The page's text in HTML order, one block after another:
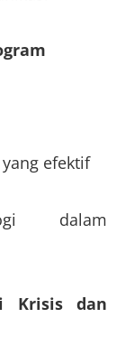
efektif
dalam
Krisis dan